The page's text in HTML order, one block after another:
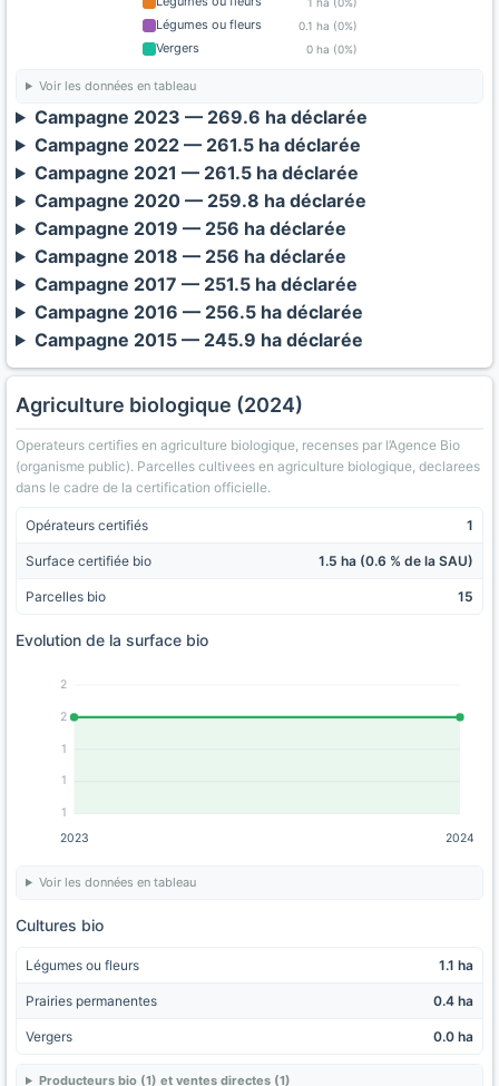
Légumes ou fleurs 0.1 ha (0%)
Vergers 0 ha (0%)
Voir les données en tableau
Campagne 2023 — 269.6 ha déclarée
Campagne 2022 — 261.5 ha déclarée
Campagne 2021 — 261.5 ha déclarée
Campagne 2020 — 259.8 ha déclarée
Campagne 2019 — 256 ha déclarée
Campagne 2018 — 256 ha déclarée
Campagne 2017 — 251.5 ha déclarée
Campagne 2016 — 256.5 ha déclarée
Campagne 2015 — 245.9 ha déclarée
Agriculture biologique (2024)
Operateurs certifies en agriculture biologique, recenses par l’Agence Bio
(organisme public). Parcelles cultivees en agriculture biologique, declarees
dans le cadre de la certification officielle.
Opérateurs certifiés 1
Surface certifiée bio 1.5 ha (0.6 % de la SAU)
Parcelles bio 15
Evolution de la surface bio
1
1
1
2
2
2023 2024
Voir les données en tableau
Cultures bio
Légumes ou fleurs 1.1 ha
Prairies permanentes 0.4 ha
Vergers 0.0 ha
Producteurs bio (1) et ventes directes (1)